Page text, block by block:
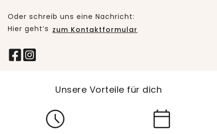
Oder schreib uns eine Nachricht:
Hier geht’s zum Kontaktformular
Unsere Vorteile für dich